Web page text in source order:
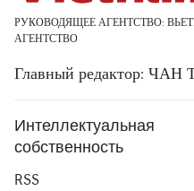
РУКОВОДЯЩЕЕ АГЕНТСТВО:
АГЕНТСТВО
Главный редактор:
Интеллектуальная
собственность
RSS